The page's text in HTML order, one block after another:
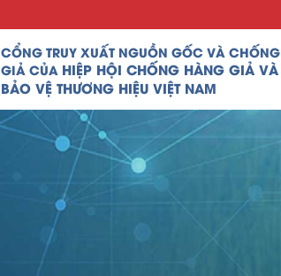
CỔNG TRUY XUẤT NGUỒN GỐC VÀ CHỐNG
GIẢ CỦA HIỆP HỘI CHỐNG HÀNG GIẢ VÀ
BẢO VỆ THƯƠNG HIỆU VIỆT NAM